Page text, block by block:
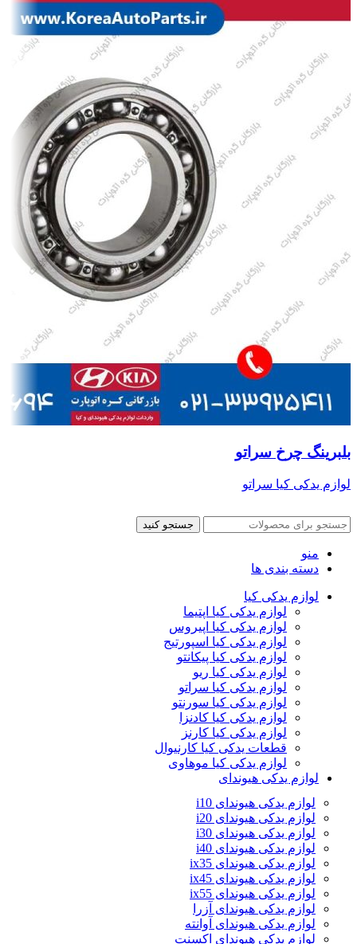
بلبرینگ چرخ سراتو
لوازم یدکی کیا سراتو
جستجو کنید
منو
دسته بندی ها
لوازم یدکی کیا
لوازم یدکی کیا اپتیما
لوازم یدکی کیا اپیروس
لوازم یدکی کیا اسپورتیج
لوازم یدکی کیا پیکانتو
لوازم یدکی کیا ریو
لوازم یدکی کیا سراتو
لوازم یدکی کیا سورنتو
لوازم یدکی کیا کادنزا
لوازم یدکی کیا کارنز
قطعات یدکی کیا کارنیوال
لوازم یدکی کیا موهاوی
لوازم یدکی هیوندای
لوازم یدکی هیوندای i10
لوازم یدکی هیوندای i20
لوازم یدکی هیوندای i30
لوازم یدکی هیوندای i40
لوازم یدکی هیوندای ix35
لوازم یدکی هیوندای ix45
لوازم یدکی هیوندای ix55
لوازم یدکی هیوندای آزرا
لوازم یدکی هیوندای آوانته
لوازم یدکی هیوندای اکسنت